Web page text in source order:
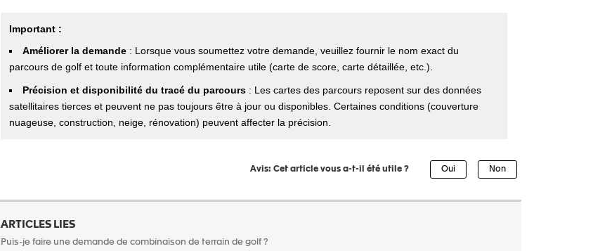
Important :
Améliorer la demande: Lorsque vous soumettez votre demande, veuillez fournir le nom exact du
parcours de golf et toute information complémentaire utile (carte de score, carte détaillée, etc.).
Précision et disponibilité du tracé du parcours: Les cartes des parcours reposent sur des données
satellitaires tierces et peuvent ne pas toujours être à jour ou disponibles. Certaines conditions (couverture
nuageuse, construction, neige, rénovation) peuvent affecter la précision.
Avis: Cet article vous a-t-il été utile ?
ARTICLES LIES
Puis-je faire une demande de combinaison de terrain de golf ?